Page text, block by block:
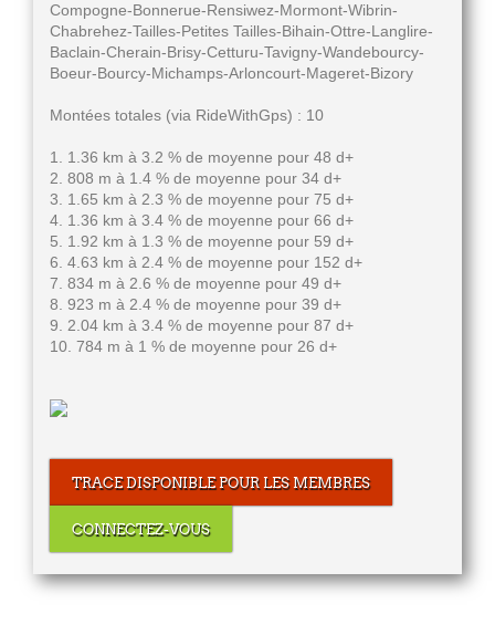
Compogne-Bonnerue-Rensiwez-Mormont-Wibrin-
Chabrehez-Tailles-Petites Tailles-Bihain-Ottre-Langlire-
Baclain-Cherain-Brisy-Cetturu-Tavigny-Wandebourcy-
Boeur-Bourcy-Michamps-Arloncourt-Mageret-Bizory
Montées totales (via RideWithGps) : 10
1. 1.36 km à 3.2 % de moyenne pour 48 d+
2. 808 m à 1.4 % de moyenne pour 34 d+
3. 1.65 km à 2.3 % de moyenne pour 75 d+
4. 1.36 km à 3.4 % de moyenne pour 66 d+
5. 1.92 km à 1.3 % de moyenne pour 59 d+
6. 4.63 km à 2.4 % de moyenne pour 152 d+
7. 834 m à 2.6 % de moyenne pour 49 d+
8. 923 m à 2.4 % de moyenne pour 39 d+
9. 2.04 km à 3.4 % de moyenne pour 87 d+
10. 784 m à 1 % de moyenne pour 26 d+
TRACE DISPONIBLE POUR LES MEMBRES
CONNECTEZ-VOUS